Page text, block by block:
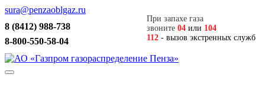
sura@penzaoblgaz.ru
8 (8412) 988-738
8-800-550-58-04
При запахе газа
звоните 04 или 104
112 - вызов экстренных служб